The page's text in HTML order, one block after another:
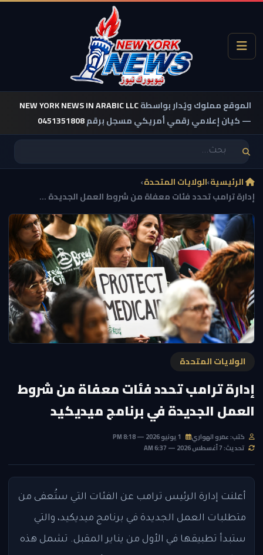
الموقع مملوك ويُدار بواسطةNEW YORK NEWS IN ARABIC LLC
— كيان إعلامي رقمي أمريكي مسجل برقم0451351808
الرئيسية›الولايات المتحدة›
إدارة ترامب تحدد فئات معفاة من شروط العمل الجديدة ...
الولايات المتحدة
إدارة ترامب تحدد فئات معفاة من شروط
العمل الجديدة في برنامج ميديكيد
كتب: عمرو الهواري
تحديث: 7 أغسطس 2026 — 6:37 AM
أعلنت إدارة الرئيس ترامب عن الفئات التي ستُعفى من
متطلبات العمل الجديدة في برنامج ميديكيد، والتي
ستبدأ تطبيقها في الأول من يناير المقبل. تشمل هذه